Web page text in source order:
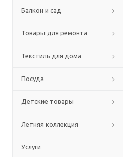
Балкон и сад
Товары для ремонта
Текстиль для дома
Посуда
Детские товары
Летняя коллекция
Услуги